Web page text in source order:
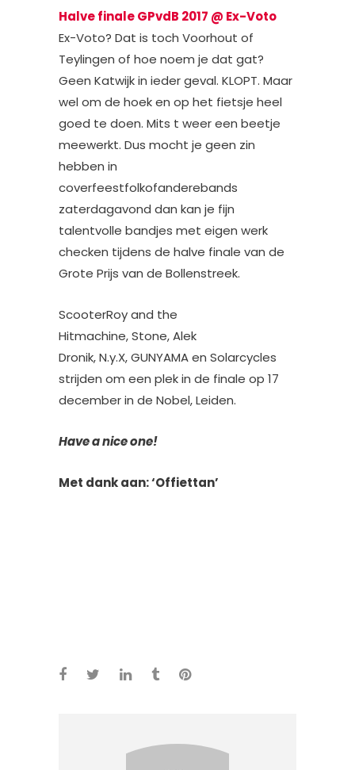
Halve finale GPvdB 2017 @ Ex-Voto
Ex-Voto? Dat is toch Voorhout of
Teylingen of hoe noem je dat gat?
Geen Katwijk in ieder geval. KLOPT. Maar
wel om de hoek en op het fietsje heel
goed te doen. Mits t weer een beetje
meewerkt. Dus mocht je geen zin
hebben in
coverfeestfolkofanderebands
zaterdagavond dan kan je fijn
talentvolle bandjes met eigen werk
checken tijdens de halve finale van de
Grote Prijs van de Bollenstreek.
ScooterRoy and the
Hitmachine, Stone, Alek
Dronik, N.y.X, GUNYAMA en Solarcycles
strijden om een plek in de finale op 17
december in de Nobel, Leiden.
Have a nice one!
Met dank aan: ‘Offiettan’